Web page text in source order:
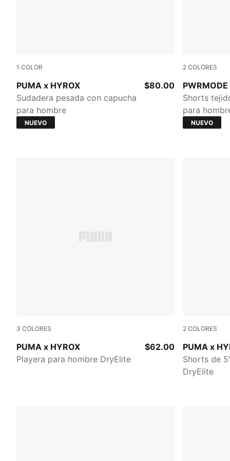
1 COLOR
PUMA x HYROX
Herb Garden
Sudadera pesada con capucha
para hombre
$80.00
NUEVO
2 COLORES
PUMA
Shorts
para
NUEVO
3 COLORES
PUMA x HYROX
PUMA WHITE
Playera para hombre DryElite
$62.00
2 COLORES
PUMA x
PUMA
Shorts de
DryElite